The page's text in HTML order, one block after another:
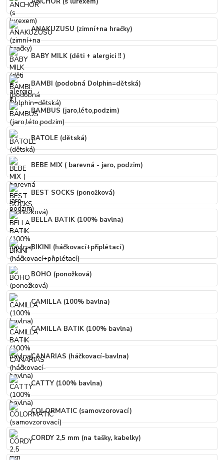
ANAKUZUSU (zimní+na hračky)
BABY MILK (děti + alergici !! )
BAMBI (podobná Dolphin=dětská)
BAMBUS (jaro,léto,podzim)
BATOLE (dětská)
BEBE MIX ( barevná - jaro, podzim)
BEST SOCKS (ponožková)
BELLA BATIK (100% bavlna)
BIKINI (háčkovací+připlétací)
BOHO (ponožková)
CAMILLA (100% bavlna)
CAMILLA BATIK (100% bavlna)
CANARIAS (háčkovací-bavlna)
CATTY (100% bavlna)
COLORMATIC (samovzorovací)
CORDY 2,5 mm (na tašky, kabelky)